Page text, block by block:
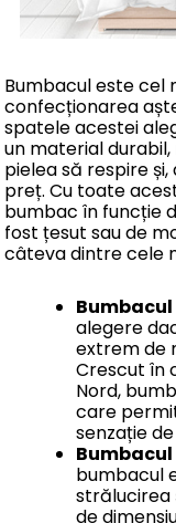
Bumbacul este cel
confecționarea
spatele acestei
un material
pielea să respire
preț. Cu toate
bumbac în funcție
fost țesut sau de
câteva dintre cele
alegere
extrem de
Crescut în
Nord,
care
senzație
bumbacul
strălucirea
de